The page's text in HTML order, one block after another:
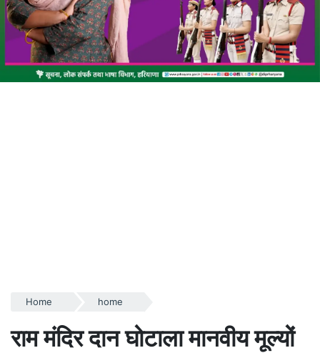
Home home
राम मंदिर दान घोटाला मानवीय मूल्यों